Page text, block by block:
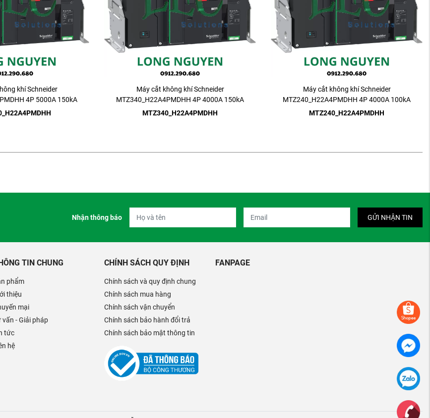
khí Schneider
4P 5000A 150kA
Drawout
Máy cắt không khí Schneider
MTZ340_H22A4PMDHH 4P 4000A 150kA
Drawout
MTZ340_H22A4PMDHH
Máy cắt không khí Schneider
MTZ240_H22A4PMDHH 4P 4000A 100kA
Drawout
MTZ240_H22A4PMDHH
Nhận thông báo GỬI NHẬN TIN
TIN CHUNG
phẩm
thiệu
mại
vấn - Giải pháp
tức
hệ
CHÍNH SÁCH QUY ĐỊNH
Chính sách và quy định chung
Chính sách mua hàng
Chính sách vận chuyển
Chính sách bảo hành đổi trả
Chính sách bảo mật thông tin
FANPAGE